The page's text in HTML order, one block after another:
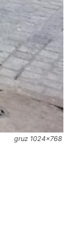
gruz 1024x768